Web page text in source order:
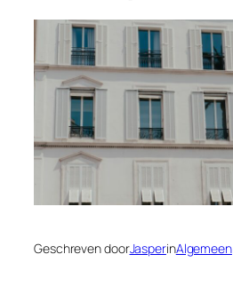
Geschreven doorJasperinAlgemeen